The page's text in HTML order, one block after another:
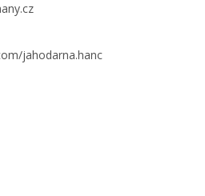
jahodarna.hanc